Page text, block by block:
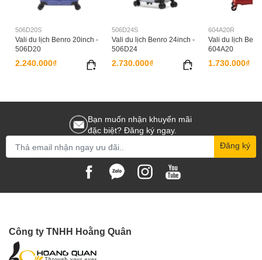
506D20S
Vali du lịch Benro 20inch -
506D20
2.240.000₫
506D24S
Vali du lịch Benro 24inch -
506D24
2.730.000₫
604A20R
Vali du lịch
604A20
1.730.000₫
Bạn muốn nhận khuyến mãi
đặc biệt? Đăng ký ngay.
Đăng ký
Công ty TNHH Hoằng Quân